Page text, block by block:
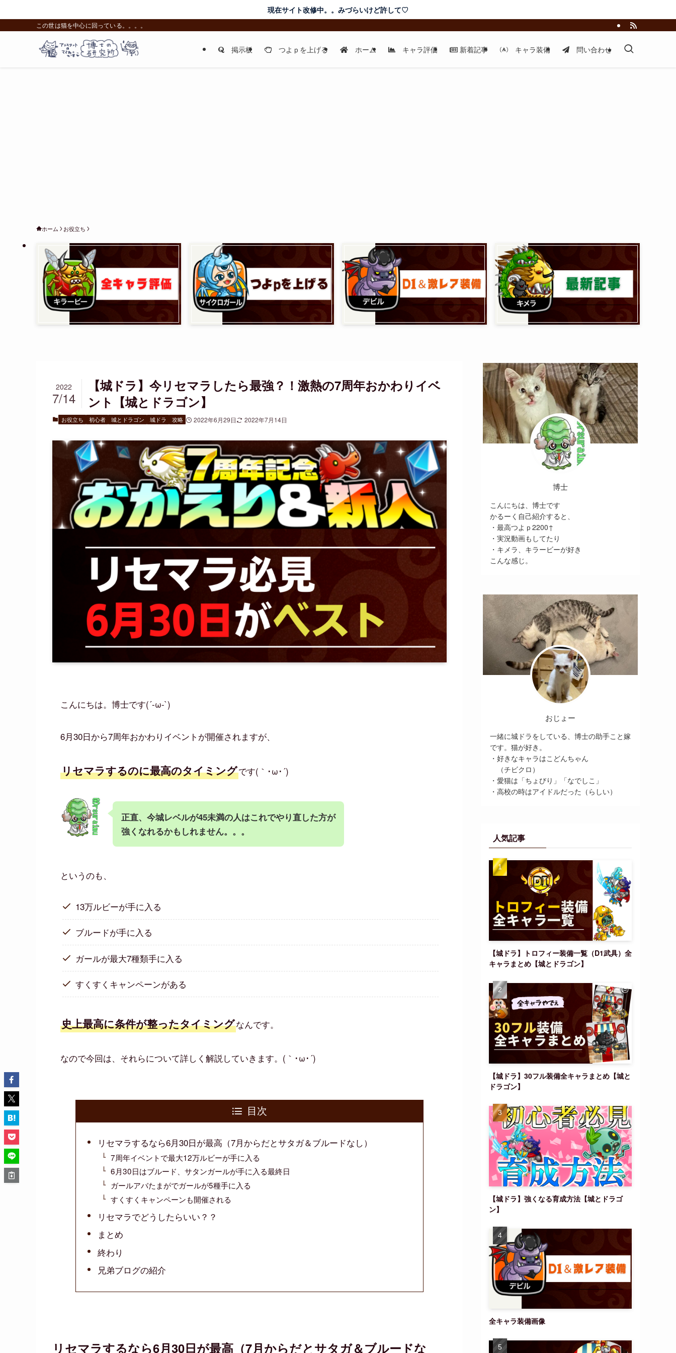
現在サイト改修中。。みづらいけど許して♡
この世は猫を中心に回っている。。。。
掲示板 つよｐを上げる ホーム キャラ評価 新着記事 キャラ装備 問い合わせ
ホーム お役立ち
【城ドラ】今リセマラしたら最強？！激熱の7周年おかわりイベ
ント【城とドラゴン】
2022
7/14
お役立ち 初心者 城とドラゴン 城ドラ 攻略 2022年6月29日 2022年7月14日
こんにちは。博士です(´-ω-`)
6月30日から7周年おかわりイベントが開催されますが、
リセマラするのに最高のタイミングです(｀･ω･´)
正直、今城レベルが45未満の人はこれでやり直した方が
強くなれるかもしれません。。。
というのも、
13万ルビーが手に入る
ブルードが手に入る
ガールが最大7種類手に入る
すくすくキャンペーンがある
史上最高に条件が整ったタイミングなんです。
なので今回は、それらについて詳しく解説していきます。(｀･ω･´)
目次
リセマラするなら6月30日が最高（7月からだとサタガ＆ブルードなし）
7周年イベントで最大12万ルビーが手に入る
6月30日はブルード、サタンガールが手に入る最終日
ガールアバたまがでガールが5種手に入る
すくすくキャンペーンも開催される
リセマラでどうしたらいい？？
まとめ
終わり
兄弟ブログの紹介
リセマラするなら6月30日が最高（7月からだとサタガ＆ブルードな
博士
こんにちは、博士です
かるーく自己紹介すると、
・最高つよｐ2200↑
・実況動画もしてたり
・キメラ、キラービーが好き
こんな感じ。
おじょー
一緒に城ドラをしている、博士の助手こと嫁
です。猫が好き。
・好きなキャラはこどんちゃん
（チビクロ）
・愛猫は「ちょびり」「なでしこ」
・高校の時はアイドルだった（らしい）
人気記事
【城ドラ】トロフィー装備一覧（D1武具）全
キャラまとめ【城とドラゴン】
【城ドラ】30フル装備全キャラまとめ【城と
ドラゴン】
【城ドラ】強くなる育成方法【城とドラゴ
ン】
全キャラ装備画像